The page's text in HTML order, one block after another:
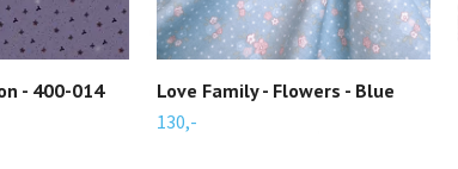
- 400-014
Love Family - Flowers - Blue
130,-